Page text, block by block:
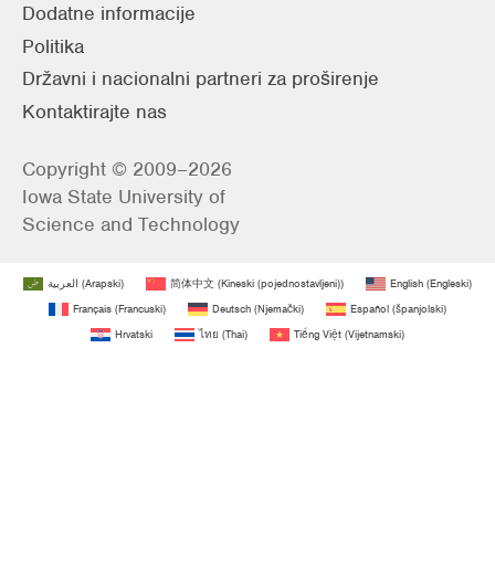
Dodatne informacije
Politika
Državni i nacionalni partneri za proširenje
Kontaktirajte nas
Copyright © 2009–2026
Iowa State University of
Science and Technology
العربية (Arapski) 简体中文 (Kineski (pojednostavljeni)) English (Engleski)
Français (Francuski) Deutsch (Njemački) Español (španjolski)
Hrvatski
ไทย (Thai) Tiếng Việt (Vijetnamski)